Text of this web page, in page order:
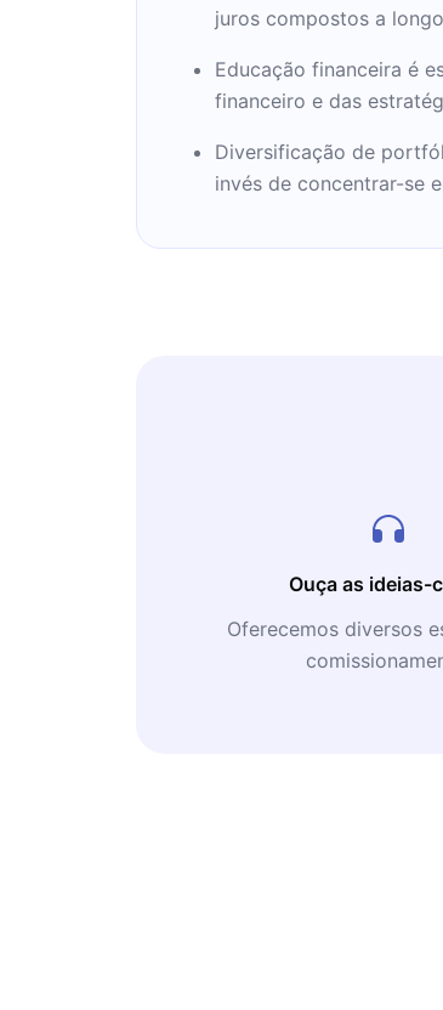
juros compostos a
Educação financeira é
financeiro e das
Diversificação de
invés de concentrar-se
Ouça as ideias-
Oferecemos diversos